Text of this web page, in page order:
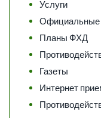
Услуги
Официальные
Планы ФХД
Газеты
Интернет